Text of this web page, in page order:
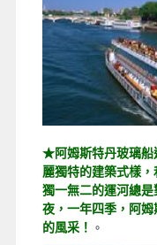
★阿姆斯特丹玻璃船
麗獨特的建築式樣
獨一無二的運河總
夜，一年四季，阿
的風采！ 。